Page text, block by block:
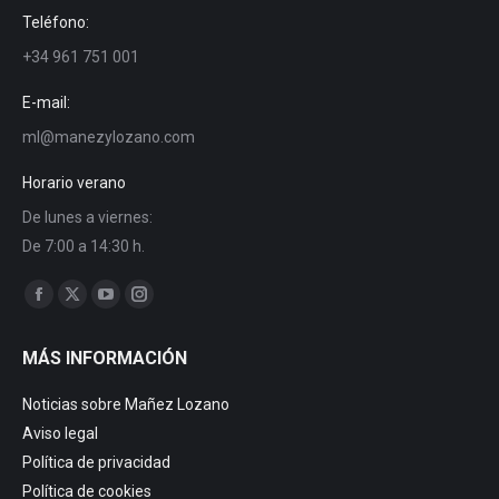
Teléfono:
+34 961 751 001
E-mail:
ml@manezylozano.com
Horario verano
De lunes a viernes:
De 7:00 a 14:30 h.
Encuéntranos en:
Facebook
opens
in
new
window
X
opens
new
window
YouTube
opens
window
Instagram
opens
in
window
MÁS INFORMACIÓN
Noticias sobre Mañez Lozano
Aviso legal
Política de privacidad
Política de cookies